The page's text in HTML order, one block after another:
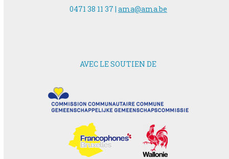
0471 38 11 37 | ama@ama.be
AVEC LE SOUTIEN DE